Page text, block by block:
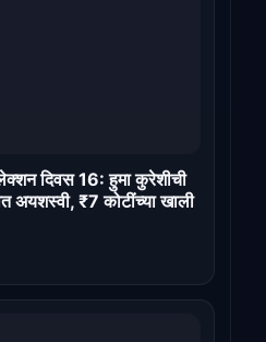
दिवस 16: हुमा कुरेशीची
अयशस्वी, ₹7 कोटींच्या खाली